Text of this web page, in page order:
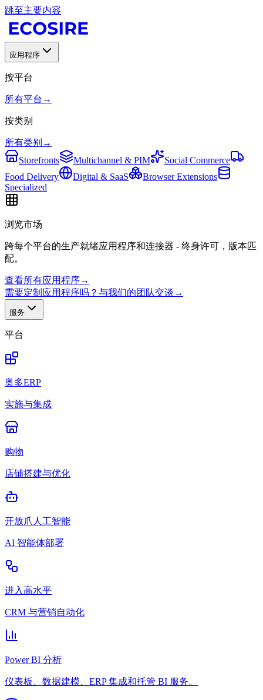
跳至主要内容
应用程序
按平台
所有平台 →
按类别
所有类别 →
Storefronts
Multichannel & PIM
Social Commerce
Food Delivery
Digital & SaaS
Browser Extensions
Specialized
浏览市场
跨每个平台的生产就绪应用程序和连接器 - 终身许可，版本匹
配。
查看所有应用程序→
需要定制应用程序吗？与我们的团队交谈 →
服务
平台
奥多ERP
实施与集成
购物
店铺搭建与优化
开放爪人工智能
AI 智能体部署
进入高水平
CRM 与营销自动化
Power BI 分析
仪表板、数据建模、ERP 集成和托管 BI 服务。